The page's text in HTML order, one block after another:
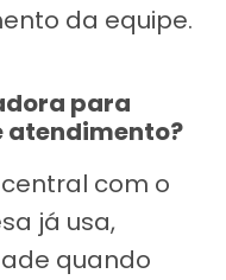
da equipe.
para
atendimento?
com o
já usa,
quando